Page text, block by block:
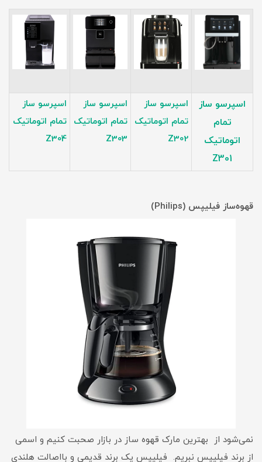
اسپرسو ساز
تمام
اتوماتیک
Z301
اسپرسو ساز
تمام اتوماتیک
Z302
اسپرسو ساز
تمام اتوماتیک
Z303
اسپرسو ساز
تمام اتوماتیک
Z304
قهوه‌ساز فیلیپس (Philips)
نمی‌شود از بهترین مارک قهوه ساز در بازار صحبت کنیم و اسمی
از برند فیلیپس نبریم. فیلیپس یک برند قدیمی و بااصالت هلندی